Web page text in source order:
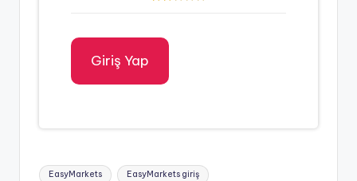
Giriş Yap
Tags:
EasyMarkets EasyMarkets giriş